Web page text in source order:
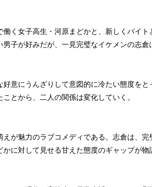
く女子高生・河原まどかと、新しくバイ
子が好みだが、一見完璧なイケメンの志倉
意にうんざりして意図的に冷たい態度を
とから、二人の関係は変化していく。
が魅力のラブコメディである。志倉は、
に対して見せる甘えた態度のギャップが物